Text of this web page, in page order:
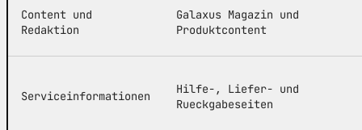
Content und
Redaktion
Galaxus Magazin und
Produktcontent
Serviceinformationen
Hilfe-, Liefer- und
Rueckgabeseiten